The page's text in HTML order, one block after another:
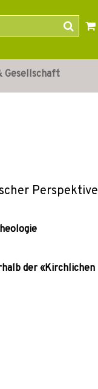
Gesellschaft
Perspektive
der «Kirchlichen